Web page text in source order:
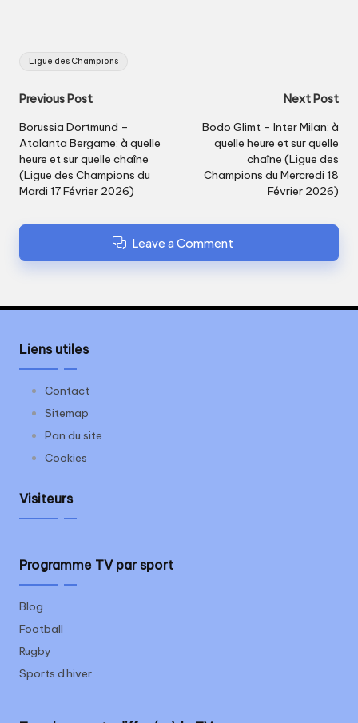
Tags:
Ligue des Champions
Post
navigation
Previous Post
Borussia Dortmund –
Atalanta Bergame: à quelle
heure et sur quelle chaîne
(Ligue des Champions du
Mardi 17 Février 2026)
Next Post
Bodo Glimt – Inter Milan: à
quelle heure et sur quelle
chaîne (Ligue des
Champions du Mercredi 18
Février 2026)
Leave a Comment
Liens utiles
Contact
Sitemap
Pan du site
Cookies
Visiteurs
Programme TV par sport
Blog
Football
Rugby
Sports d'hiver